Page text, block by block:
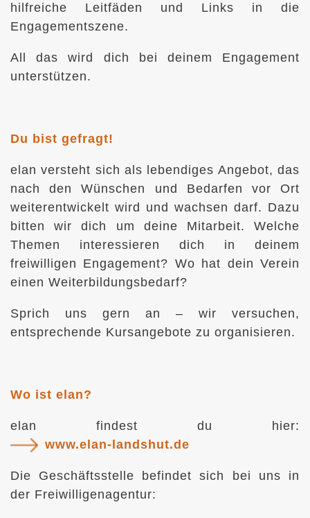
hilfreiche Leitfäden und Links in die
Engagementszene.
All das wird dich bei deinem Engagement
unterstützen.
Du bist gefragt!
elan versteht sich als lebendiges Angebot, das
nach den Wünschen und Bedarfen vor Ort
weiterentwickelt wird und wachsen darf. Dazu
bitten wir dich um deine Mitarbeit. Welche
Themen interessieren dich in deinem
freiwilligen Engagement? Wo hat dein Verein
einen Weiterbildungsbedarf?
Sprich uns gern an – wir versuchen,
entsprechende Kursangebote zu organisieren.
Wo ist elan?
elan findest du hier:
www.elan-landshut.de
Die Geschäftsstelle befindet sich bei uns in
der Freiwilligenagentur: